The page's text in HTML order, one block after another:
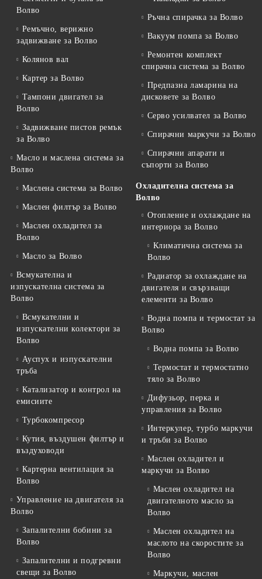
Волво
Ремъчно, верижно
задвижване за Волво
Колянов вал
Картер за Волво
Тампони двигател за
Волво
Задвижване пистов ремък
за Волво
Масло и маслена система за
Волво
Маслена система за Волво
Маслен филтър за Волво
Маслен охладител за
Волво
Масло за Волво
Всмукателна и
изпускателна система за
Волво
Всмукателни и
изпускателни колектори за
Волво
Ауспух и изпускателни
тръба
Катализатор и контрол на
емисиите
Турбокомпресор
Кутия, въздушен филтър и
въздуховоди
Картерна вентилация за
Волво
Управление на двигателя за
Волво
Запалителни бобини за
Волво
Запалителни и подгревни
свещи за Волво
Ръчна спирачка за Волво
Вакуум помпа за Волво
Ремонтен комплект
спирачна система за Волво
Предпазна ламарина на
дисковете за Волво
Серво усилвател за Волво
Спирачни маркучи за Волво
Спирачни апарати и
съпорти за Волво
Охладителна система за
Волво
Отопление и охлаждане на
интериора за Волво
Климатична система за
Волво
Радиатор за охлаждане на
двигателя и свързващи
елементи за Волво
Водна помпа и термостат за
Волво
Водна помпа за Волво
Термостат и термостатно
тяло за Волво
Дифузьор, перка и
управления за Волво
Интеркулер, турбо маркучи
и тръби за Волво
Маслен охладител и
маркучи за Волво
Маслен охладител на
двигателното масло за
Волво
Маслен охладител на
маслото на скоростите за
Волво
Маркучи, маслен